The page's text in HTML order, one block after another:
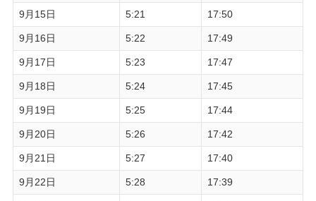
9月15日 5:21 17:50
9月16日 5:22 17:49
9月17日 5:23 17:47
9月18日 5:24 17:45
9月19日 5:25 17:44
9月20日 5:26 17:42
9月21日 5:27 17:40
9月22日 5:28 17:39